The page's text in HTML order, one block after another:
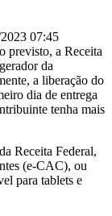
07:45
previsto, a Receita
da
a liberação do
dia de entrega
tenha mais
Receita Federal,
(e-CAC), ou
para tablets e